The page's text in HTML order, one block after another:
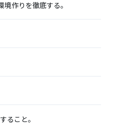
作りを徹底する。
ること。